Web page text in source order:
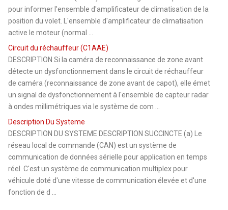
pour informer l'ensemble d'amplificateur de climatisation de la
position du volet. L'ensemble d'amplificateur de climatisation
active le moteur (normal ...
Circuit du réchauffeur (C1AAE)
DESCRIPTION Si la caméra de reconnaissance de zone avant
détecte un dysfonctionnement dans le circuit de réchauffeur
de caméra (reconnaissance de zone avant de capot), elle émet
un signal de dysfonctionnement à l'ensemble de capteur radar
à ondes millimétriques via le système de com ...
Description Du Systeme
DESCRIPTION DU SYSTEME DESCRIPTION SUCCINCTE (a) Le
réseau local de commande (CAN) est un système de
communication de données sérielle pour application en temps
réel. C'est un système de communication multiplex pour
véhicule doté d'une vitesse de communication élevée et d'une
fonction de d ...